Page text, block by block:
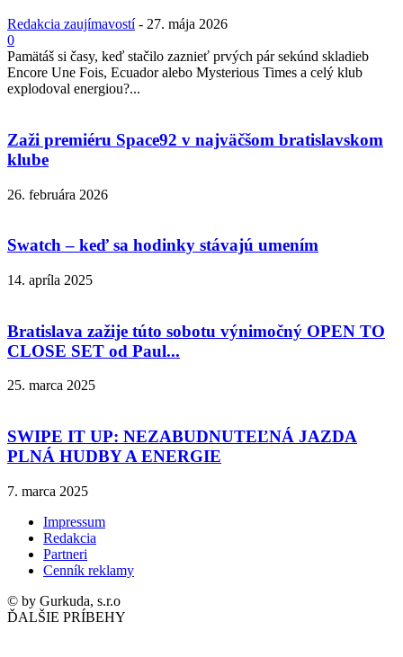
Redakcia zaujímavostí - 27. mája 2026
0
Pamätáš si časy, keď stačilo zaznieť prvých pár sekúnd skladieb
Encore Une Fois, Ecuador alebo Mysterious Times a celý klub
explodoval energiou?...
Zaži premiéru Space92 v najväčšom bratislavskom
klube
26. februára 2026
Swatch – keď sa hodinky stávajú umením
14. apríla 2025
Bratislava zažije túto sobotu výnimočný OPEN TO
CLOSE SET od Paul...
25. marca 2025
SWIPE IT UP: NEZABUDNUTEĽNÁ JAZDA
PLNÁ HUDBY A ENERGIE
7. marca 2025
Impressum
Redakcia
Partneri
Cenník reklamy
© by Gurkuda, s.r.o
ĎALŠIE PRÍBEHY